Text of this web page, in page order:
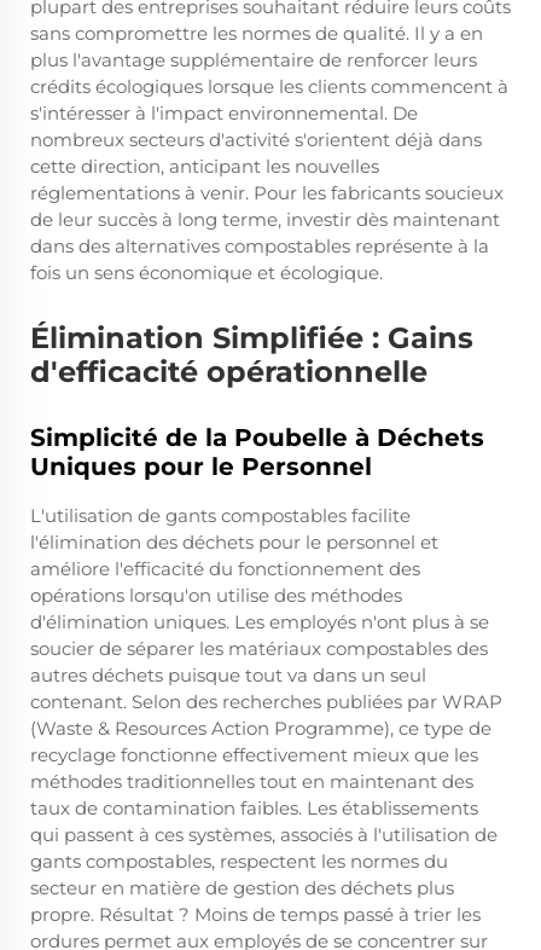
plupart des entreprises souhaitant réduire leurs coûts
sans compromettre les normes de qualité. Il y a en
plus l'avantage supplémentaire de renforcer leurs
crédits écologiques lorsque les clients commencent à
s'intéresser à l'impact environnemental. De
nombreux secteurs d'activité s'orientent déjà dans
cette direction, anticipant les nouvelles
réglementations à venir. Pour les fabricants soucieux
de leur succès à long terme, investir dès maintenant
dans des alternatives compostables représente à la
fois un sens économique et écologique.
Élimination Simplifiée : Gains
d'efficacité opérationnelle
Simplicité de la Poubelle à Déchets
Uniques pour le Personnel
L'utilisation de gants compostables facilite
l'élimination des déchets pour le personnel et
améliore l'efficacité du fonctionnement des
opérations lorsqu'on utilise des méthodes
d'élimination uniques. Les employés n'ont plus à se
soucier de séparer les matériaux compostables des
autres déchets puisque tout va dans un seul
contenant. Selon des recherches publiées par WRAP
(Waste & Resources Action Programme), ce type de
recyclage fonctionne effectivement mieux que les
méthodes traditionnelles tout en maintenant des
taux de contamination faibles. Les établissements
qui passent à ces systèmes, associés à l'utilisation de
gants compostables, respectent les normes du
secteur en matière de gestion des déchets plus
propre. Résultat ? Moins de temps passé à trier les
ordures permet aux employés de se concentrer sur